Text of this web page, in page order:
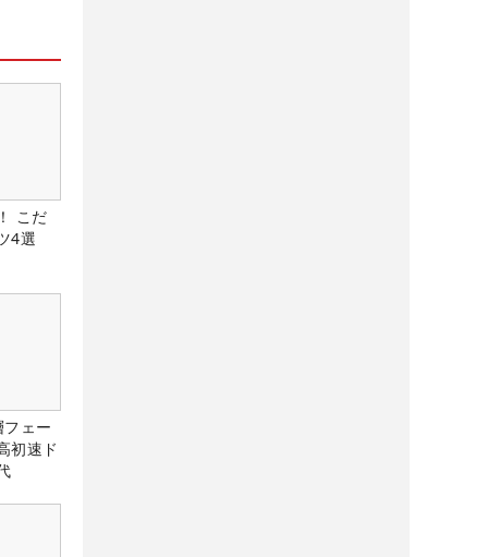
こだ
4選
ェー
初速ド